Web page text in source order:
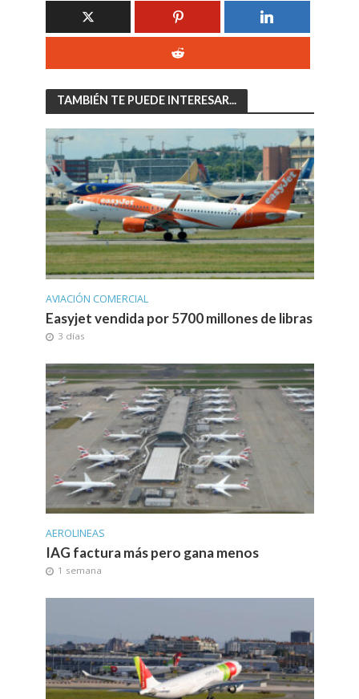
TAMBIÉN TE PUEDE INTERESAR...
AVIACIÓN COMERCIAL
Easyjet vendida por 5700 millones de libras
3 días
AEROLINEAS
IAG factura más pero gana menos
1 semana